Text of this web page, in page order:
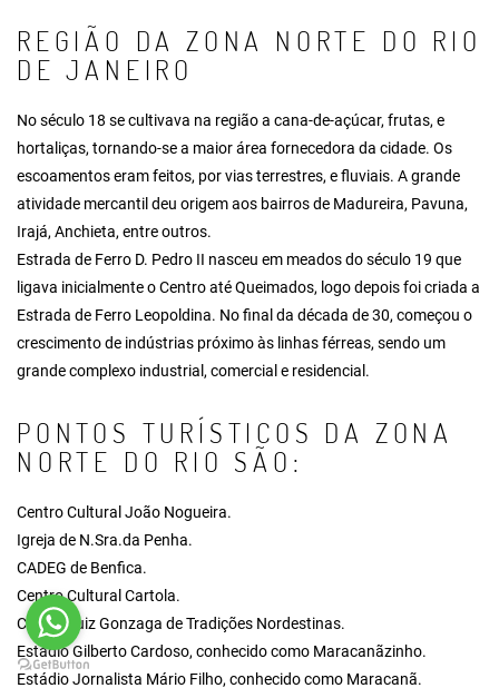
REGIÃO DA ZONA NORTE DO RIO
DE JANEIRO
No século 18 se cultivava na região a cana-de-açúcar, frutas, e
hortaliças, tornando-se a maior área fornecedora da cidade. Os
escoamentos eram feitos, por vias terrestres, e fluviais. A grande
atividade mercantil deu origem aos bairros de Madureira, Pavuna,
Irajá, Anchieta, entre outros.
Estrada de Ferro D. Pedro II nasceu em meados do século 19 que
ligava inicialmente o Centro até Queimados, logo depois foi criada a
Estrada de Ferro Leopoldina. No final da década de 30, começou o
crescimento de indústrias próximo às linhas férreas, sendo um
grande complexo industrial, comercial e residencial.
PONTOS TURÍSTICOS DA ZONA
NORTE DO RIO SÃO:
Centro Cultural João Nogueira.
Igreja de N.Sra.da Penha.
CADEG de Benfica.
Centro Cultural Cartola.
Centro Luiz Gonzaga de Tradições Nordestinas.
Estádio Gilberto Cardoso, conhecido como Maracanãzinho.
Estádio Jornalista Mário Filho, conhecido como Maracanã.